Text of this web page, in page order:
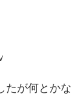
たが何とかな